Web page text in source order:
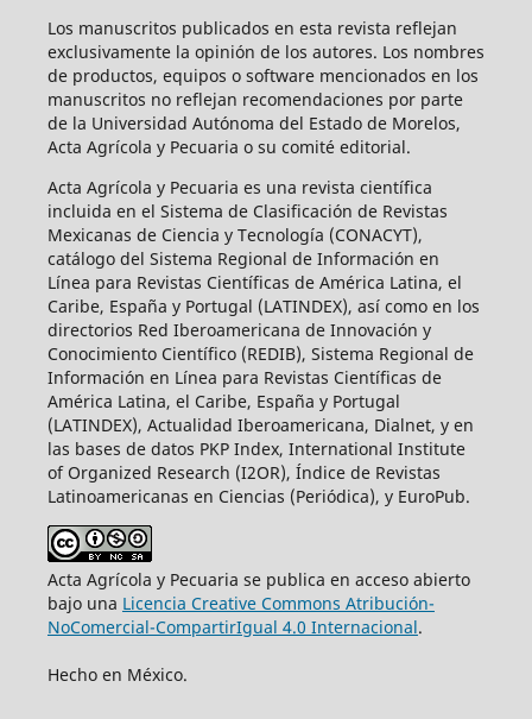
Los manuscritos publicados en esta revista reflejan
exclusivamente la opinión de los autores. Los nombres
de productos, equipos o software mencionados en los
manuscritos no reflejan recomendaciones por parte
de la Universidad Autónoma del Estado de Morelos,
Acta Agrícola y Pecuaria o su comité editorial.
Acta Agrícola y Pecuaria es una revista científica
incluida en el Sistema de Clasificación de Revistas
Mexicanas de Ciencia y Tecnología (CONACYT),
catálogo del Sistema Regional de Información en
Línea para Revistas Científicas de América Latina, el
Caribe, España y Portugal (LATINDEX), así como en los
directorios Red Iberoamericana de Innovación y
Conocimiento Científico (REDIB), Sistema Regional de
Información en Línea para Revistas Científicas de
América Latina, el Caribe, España y Portugal
(LATINDEX), Actualidad Iberoamericana, Dialnet, y en
las bases de datos PKP Index, International Institute
of Organized Research (I2OR), Índice de Revistas
Latinoamericanas en Ciencias (Periódica), y EuroPub.
Acta Agrícola y Pecuaria se publica en acceso abierto
bajo una Licencia Creative Commons Atribución-
NoComercial-CompartirIgual 4.0 Internacional.
Hecho en México.